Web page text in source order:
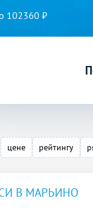
102360 ₽
цене рейтингу
В МАРЬИНО